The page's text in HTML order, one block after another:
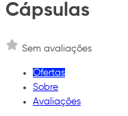
Cápsulas
Sem avaliações
Ofertas
Sobre
Avaliações